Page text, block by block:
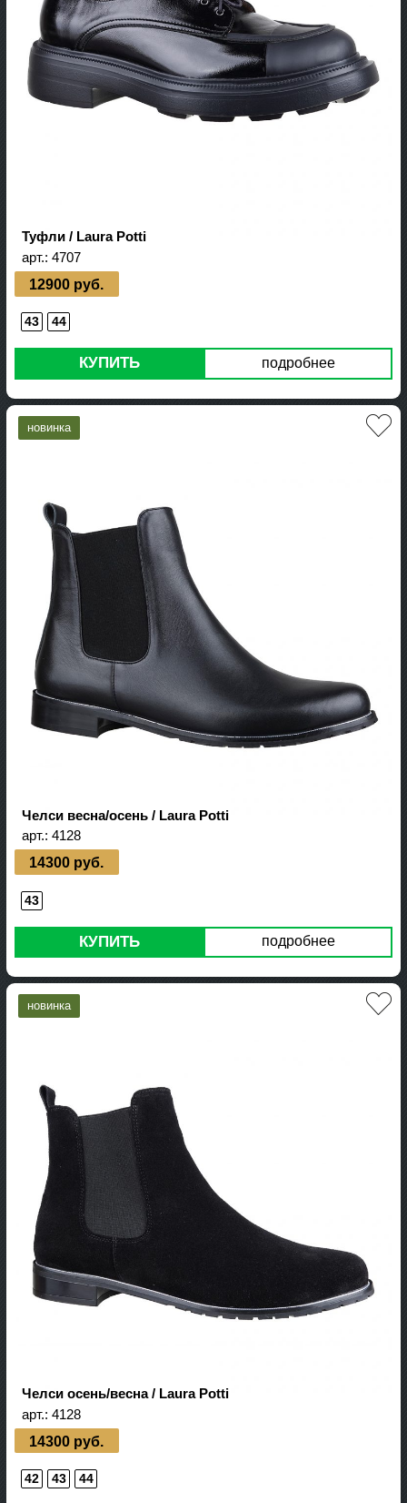
Туфли / Laura Potti
арт.: 4707
12900 руб.
43 44
подробнее
КУПИТЬ
Челси весна/осень / Laura Potti
арт.: 4128
14300 руб.
43
подробнее
КУПИТЬ
Челси осень/весна / Laura Potti
арт.: 4128
14300 руб.
42 43 44